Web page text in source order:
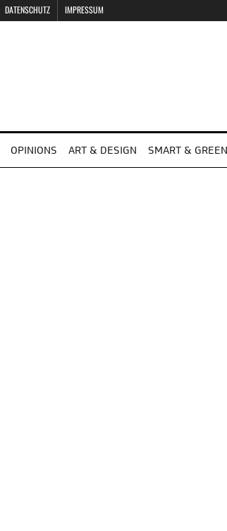
DATENSCHUTZ IMPRESSUM
OPINIONS ART & DESIGN SMART & GREEN